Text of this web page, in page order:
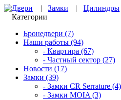
Двери | Замки | Цилиндры
Категории
Бронедвери (7)
Наши работы (94)
- Квартира (67)
- Частный сектор (27)
Новости (17)
Замки (39)
- Замки CR Serrature (4)
- Замки MOIA (3)